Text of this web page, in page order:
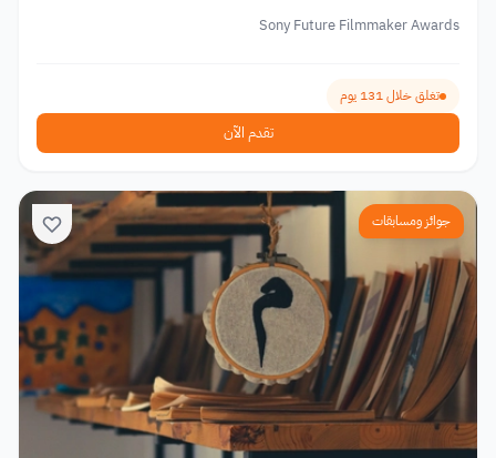
Sony Future Filmmaker Awards
تغلق خلال 131 يوم
تقدم الآن
جوائز ومسابقات